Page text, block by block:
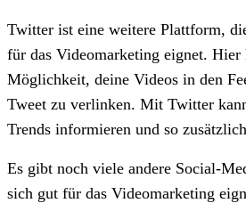
Twitter ist eine weitere Plattform,
für das Videomarketing eignet. Hier
Möglichkeit, deine Videos in den
Tweet zu verlinken. Mit Twitter
Trends informieren und so
Es gibt noch viele andere Social-
sich gut für das Videomarketing